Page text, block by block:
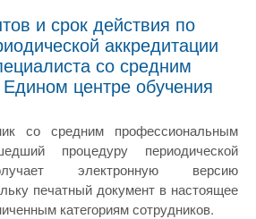
и срок действия по
аккредитации
со средним
центре обучения
со средним профессиональным
процедуру периодической
электронную версию
печатный документ в настоящее
категориям сотрудников.